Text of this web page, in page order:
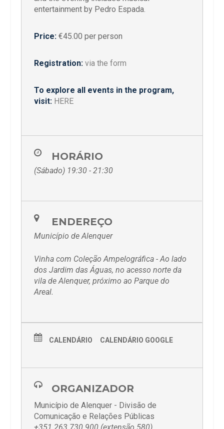
entertainment by Pedro Espada.
Price: €45.00 per person
Registration: via the form
To explore all events in the program,
visit: HERE
HORÁRIO
(Sábado) 19:30 - 21:30
ENDEREÇO
Município de Alenquer
Vinha com Coleção Ampelográfica - Ao lado
dos Jardim das Águas, no acesso norte da
vila de Alenquer, próximo ao Parque do
Areal.
CALENDÁRIO CALENDÁRIO GOOGLE
ORGANIZADOR
Município de Alenquer - Divisão de
Comunicação e Relações Públicas
+351 263 730 900 (extensão 580)